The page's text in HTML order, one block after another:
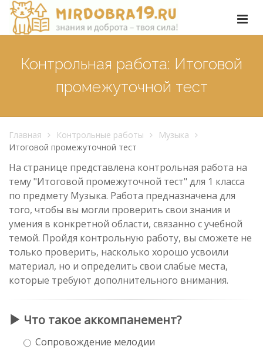
Контрольная работа: Итоговой
промежуточной тест
Главная Контрольные работы
Музыка
Итоговой промежуточной тест
На странице представлена контрольная работа на
тему "Итоговой промежуточной тест" для 1 класса
по предмету Музыка. Работа предназначена для
того, чтобы вы могли проверить свои знания и
умения в конкретной области, связанно с учебной
темой. Пройдя контрольную работу, вы сможете не
только проверить, насколько хорошо усвоили
материал, но и определить свои слабые места,
которые требуют дополнительного внимания.
Что такое аккомпанемент?
Сопровождение мелодии